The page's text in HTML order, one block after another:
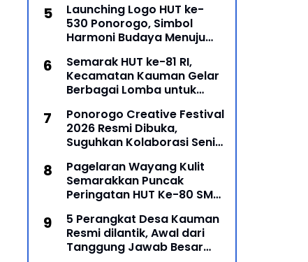
Lomba Ponorogo – Puncak
peringatan Hari Ulang
Launching Logo HUT ke-
530 Ponorogo, Simbol
Harmoni Budaya Menuju
Semarak HUT ke-81 RI,
Kecamatan Kauman Gelar
Berbagai Lomba untuk
Masyarakat
Ponorogo Creative Festival
2026 Resmi Dibuka,
Suguhkan Kolaborasi Seni
Memukau
Pagelaran Wayang Kulit
Semarakkan Puncak
Peringatan HUT Ke-80 SMP
5 Perangkat Desa Kauman
Resmi dilantik, Awal dari
Tanggung Jawab Besar